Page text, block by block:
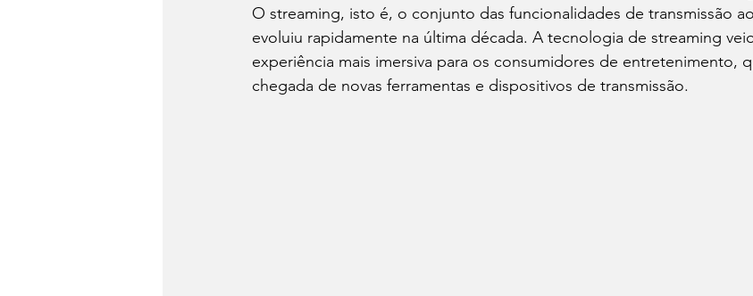
O streaming, isto é, o conjunto das funcionalidades de transmissão
evoluiu rapidamente na última década. A tecnologia de streaming
experiência mais imersiva para os consumidores de entretenimento,
chegada de novas ferramentas e dispositivos de transmissão.